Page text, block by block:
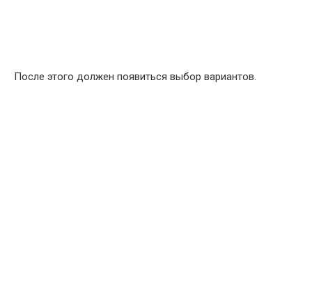
После этого должен появиться выбор вариантов.